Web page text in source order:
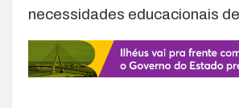
necessidades educacionais